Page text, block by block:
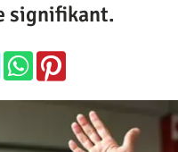
signifikant.